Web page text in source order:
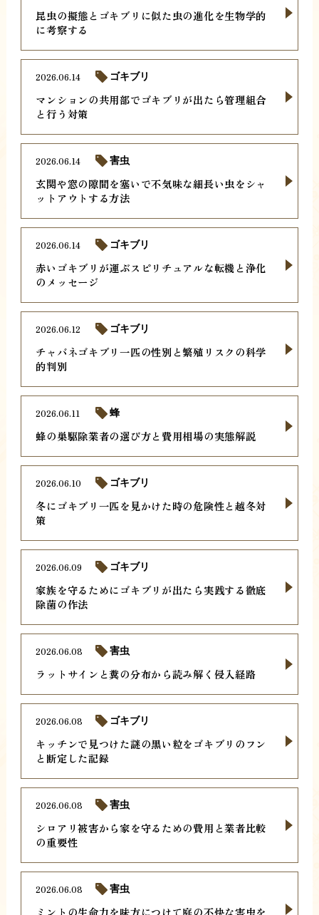
昆虫の擬態とゴキブリに似た虫の進化を生物学的
に考察する
マンションの共用部でゴキブリが出たら管理組合
と行う対策
2026.06.14 ゴキブリ
玄関や窓の隙間を塞いで不気味な細長い虫をシャ
ットアウトする方法
2026.06.14 害虫
赤いゴキブリが運ぶスピリチュアルな転機と浄化
のメッセージ
2026.06.14 ゴキブリ
チャバネゴキブリ一匹の性別と繁殖リスクの科学
的判別
2026.06.12 ゴキブリ
蜂の巣駆除業者の選び方と費用相場の実態解説
2026.06.11 蜂
冬にゴキブリ一匹を見かけた時の危険性と越冬対
策
2026.06.10 ゴキブリ
家族を守るためにゴキブリが出たら実践する徹底
除菌の作法
2026.06.09 ゴキブリ
ラットサインと糞の分布から読み解く侵入経路
2026.06.08 害虫
キッチンで見つけた謎の黒い粒をゴキブリのフン
と断定した記録
2026.06.08 ゴキブリ
シロアリ被害から家を守るための費用と業者比較
の重要性
2026.06.08 害虫
ミントの生命力を味方につけて庭の不快な害虫を
2026.06.08 害虫